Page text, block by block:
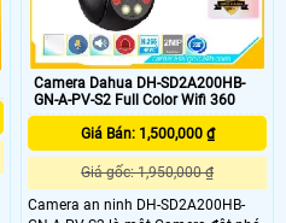
Camera Dahua DH-SD2A200HB-
GN-A-PV-S2 Full Color Wifi 360
Giá Bán: 1,500,000 ₫
Giá gốc: 1,950,000 ₫
Camera an ninh DH-SD2A200HB-